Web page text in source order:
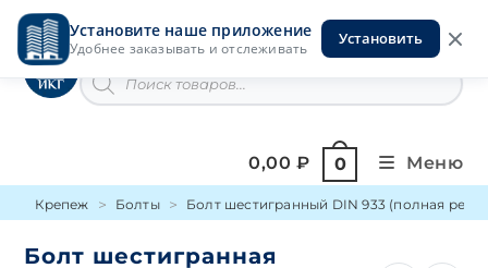
Установите наше приложение
Удобнее заказывать и отслеживать
Установить
Перейти
содержимомуИнструменты на Горской
товаров
0,00₽ 0 Меню
Крепеж Болты Болт шестигранный DIN 933 (полная
Болт шестигранная